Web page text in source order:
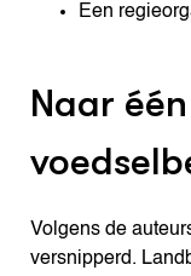
Een
Naar
Volgens de
versnipperd.